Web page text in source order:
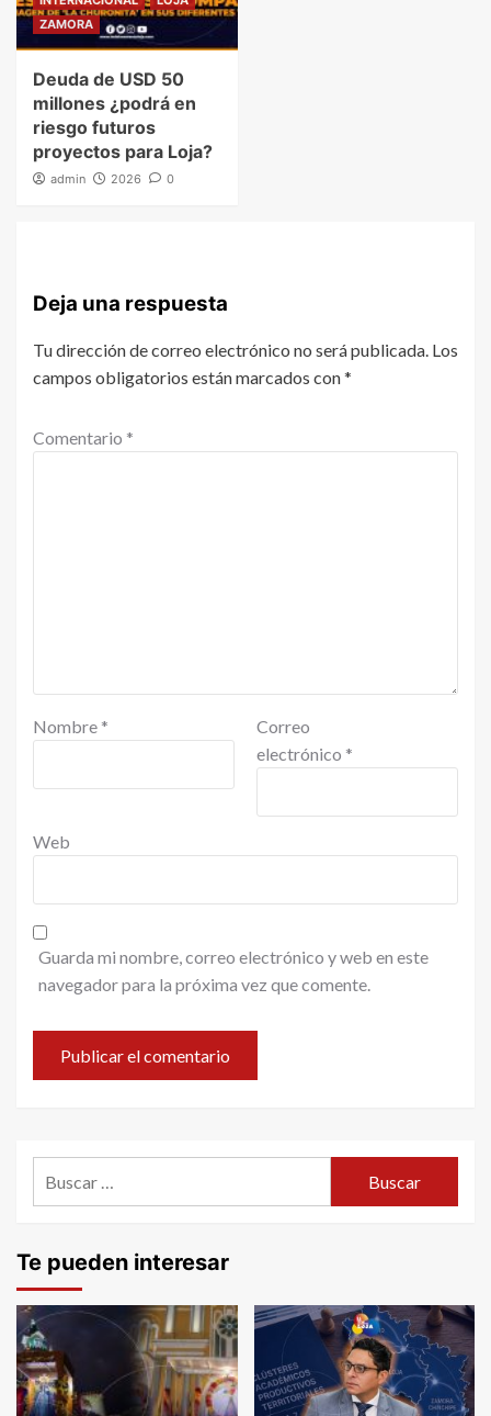
ZAMORA
Deuda de USD 50
millones ¿podrá en
riesgo futuros
proyectos para Loja?
admin 2026 0
Deja una respuesta
Tu dirección de correo electrónico no será publicada. Los
campos obligatorios están marcados con*
Comentario *
Nombre *
Correo
electrónico *
Web
Guarda mi nombre, correo electrónico y web en este
navegador para la próxima vez que comente.
Te pueden interesar